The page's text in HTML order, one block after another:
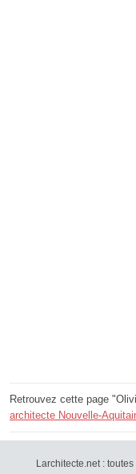
Retrouvez cette page
architecte Nouvelle-
Larchitecte.net :